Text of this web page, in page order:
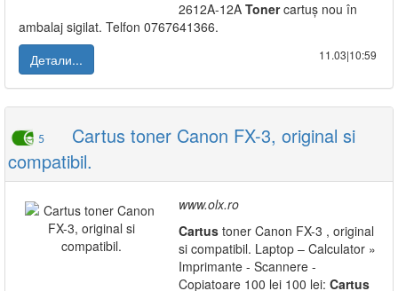
2612A-12A Tonercartuș nou în
ambalaj sigilat. Telfon 0767641366.
Детали...
11.03|10:59
5
Cartus toner Canon FX-3, original si
compatibil.
www.olx.ro
Cartus toner Canon FX-3 , original
si compatibil. Laptop – Calculator »
Imprimante - Scannere -
Copiatoare 100 lei 100 lei: Cartus